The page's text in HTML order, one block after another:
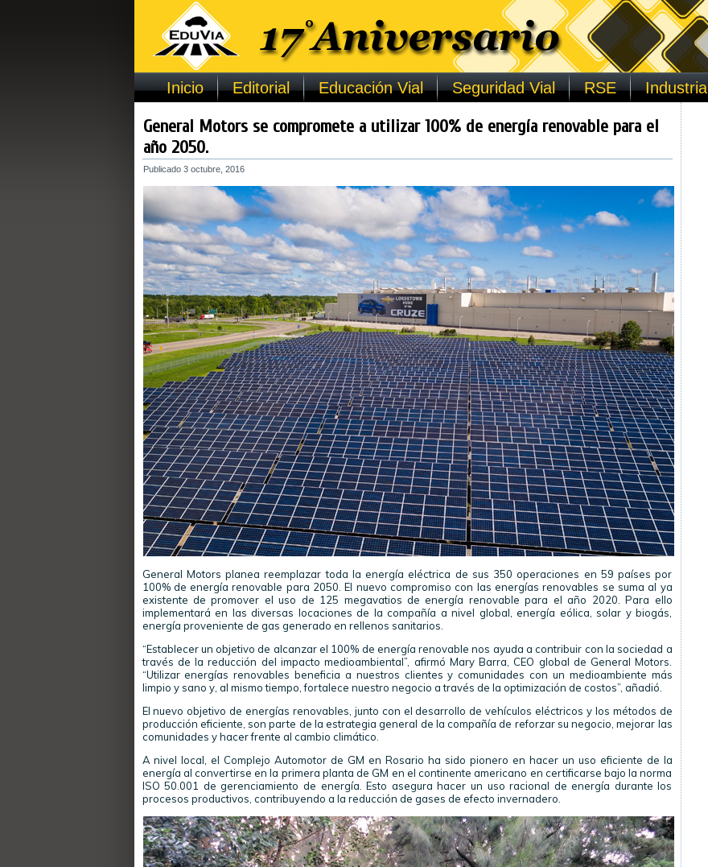
Inicio Editorial Educación Vial Seguridad Vial RSE Industria
General Motors se compromete a utilizar 100% de energía renovable para el
año 2050.
Publicado 3 octubre, 2016
General Motors planea reemplazar toda la energía eléctrica de sus 350 operaciones en 59 países por
100% de energía renovable para 2050. El nuevo compromiso con las energías renovables se suma al ya
existente de promover el uso de 125 megavatios de energía renovable para el año 2020. Para ello
implementará en las diversas locaciones de la compañía a nivel global, energía eólica, solar y biogás,
energía proveniente de gas generado en rellenos sanitarios.
“Establecer un objetivo de alcanzar el 100% de energía renovable nos ayuda a contribuir con la sociedad a
través de la reducción del impacto medioambiental”, afirmó Mary Barra, CEO global de General Motors.
“Utilizar energías renovables beneficia a nuestros clientes y comunidades con un medioambiente más
limpio y sano y, al mismo tiempo, fortalece nuestro negocio a través de la optimización de costos”, añadió.
El nuevo objetivo de energías renovables, junto con el desarrollo de vehículos eléctricos y los métodos de
producción eficiente, son parte de la estrategia general de la compañía de reforzar su negocio, mejorar las
comunidades y hacer frente al cambio climático.
A nivel local, el Complejo Automotor de GM en Rosario ha sido pionero en hacer un uso eficiente de la
energía al convertirse en la primera planta de GM en el continente americano en certificarse bajo la norma
ISO 50.001 de gerenciamiento de energía. Esto asegura hacer un uso racional de energía durante los
procesos productivos, contribuyendo a la reducción de gases de efecto invernadero.